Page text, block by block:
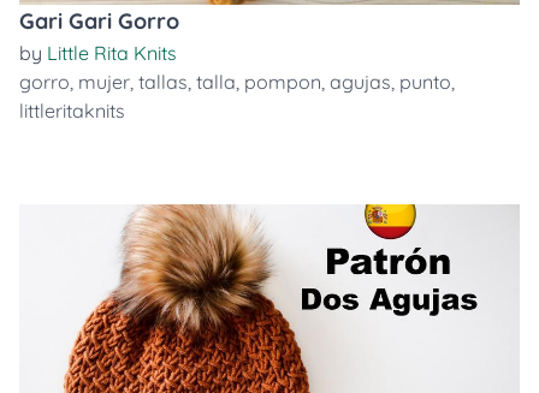
Gari Gari Gorro
by Little Rita Knits
gorro, mujer, tallas, talla, pompon, agujas, punto,
littleritaknits